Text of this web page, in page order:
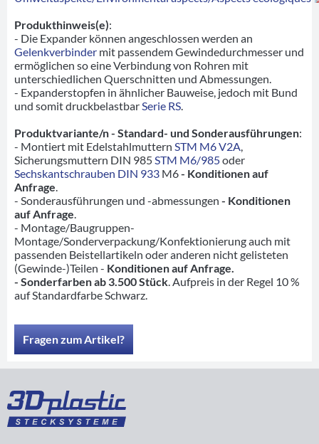
Produkthinweis(e):
- Die Expander können angeschlossen werden an
Gelenkverbinder mit passendem Gewindedurchmesser und
ermöglichen so eine Verbindung von Rohren mit
unterschiedlichen Querschnitten und Abmessungen.
- Expanderstopfen in ähnlicher Bauweise, jedoch mit Bund
und somit druckbelastbar Serie RS
Produktvariante/n - Standard- und Sonderausführungen:
- Montiert mit Edelstahlmuttern STM M6 V2A
Sicherungsmuttern DIN 985 STM M6/985oder
Sechskantschrauben DIN 933 M6- Konditionen auf
Anfrage
- Sonderausführungen und -abmessungen - Konditionen
auf Anfrage
- Montage/Baugruppen-
Montage/Sonderverpackung/Konfektionierung auch mit
passenden Beistellartikeln oder anderen nicht gelisteten
(Gewinde-)Teilen - Konditionen auf Anfrage.
- Sonderfarben ab 3.500 Stück . Aufpreis in der Regel 10 %
auf Standardfarbe Schwarz.
Fragen zum Artikel?